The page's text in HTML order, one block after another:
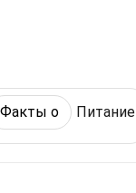
Факты о Питание